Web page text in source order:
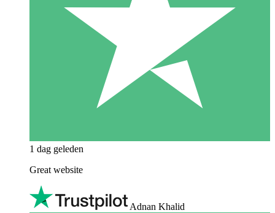
1 dag geleden
Great website
Adnan Khalid